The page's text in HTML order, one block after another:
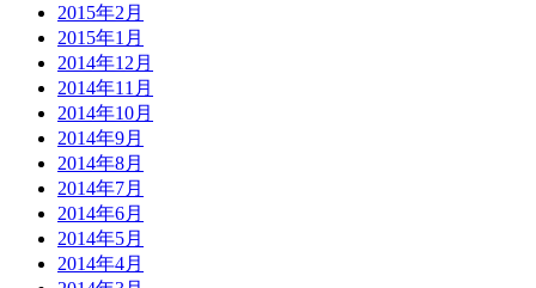
2015年2月
2015年1月
2014年12月
2014年11月
2014年10月
2014年9月
2014年8月
2014年7月
2014年6月
2014年5月
2014年4月